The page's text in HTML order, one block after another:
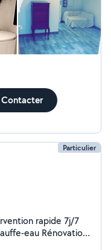
Contacter
Particulier